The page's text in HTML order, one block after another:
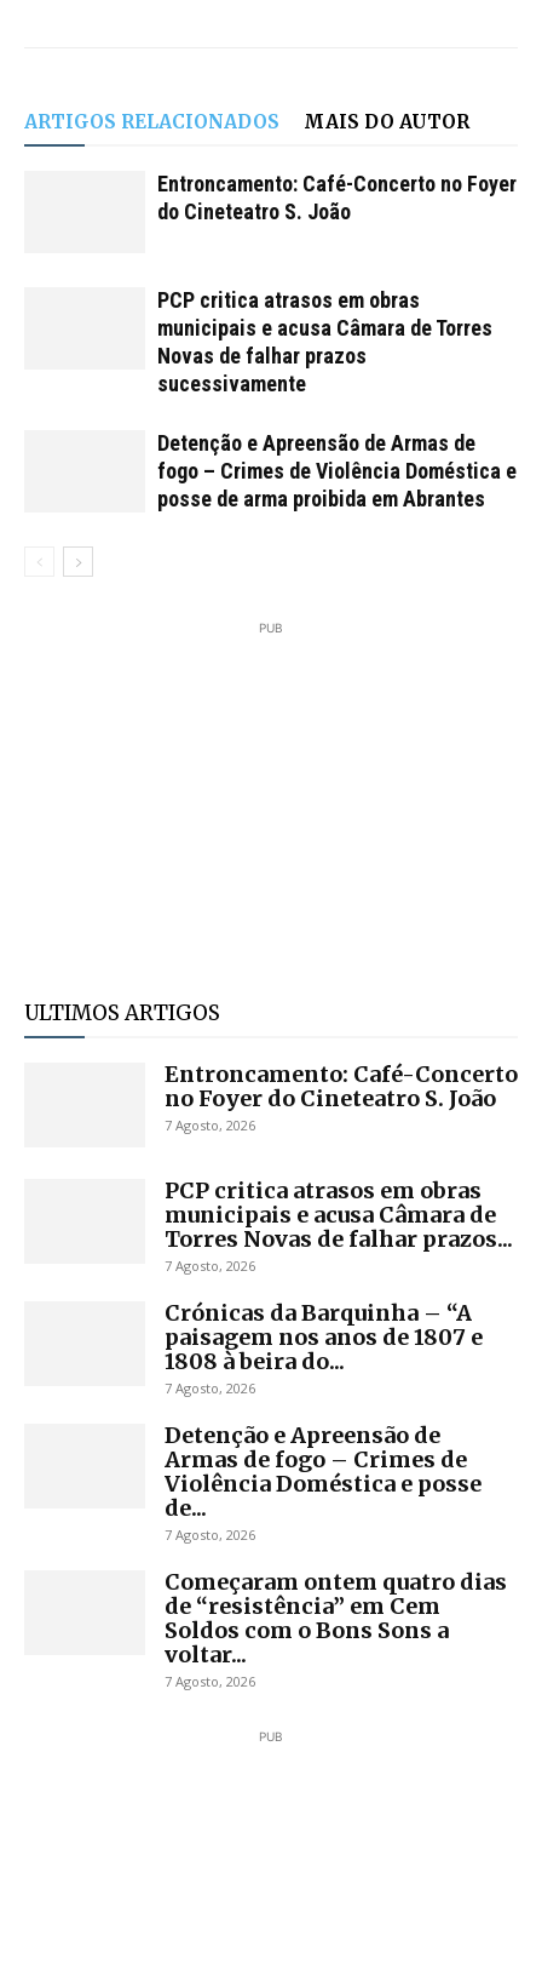
ARTIGOS RELACIONADOS MAIS DO AUTOR
Entroncamento: Café-Concerto no Foyer
do Cineteatro S. João
PCP critica atrasos em obras
municipais e acusa Câmara de Torres
Novas de falhar prazos
sucessivamente
Detenção e Apreensão de Armas de
fogo – Crimes de Violência Doméstica e
posse de arma proibida em Abrantes
PUB
ULTIMOS ARTIGOS
Entroncamento: Café-Concerto
no Foyer do Cineteatro S. João
7 Agosto, 2026
PCP critica atrasos em obras
municipais e acusa Câmara de
Torres Novas de falhar prazos...
7 Agosto, 2026
Crónicas da Barquinha – “A
paisagem nos anos de 1807 e
1808 à beira do...
7 Agosto, 2026
Detenção e Apreensão de
Armas de fogo – Crimes de
Violência Doméstica e posse
de...
7 Agosto, 2026
Começaram ontem quatro dias
de “resistência” em Cem
Soldos com o Bons Sons a
voltar...
7 Agosto, 2026
PUB